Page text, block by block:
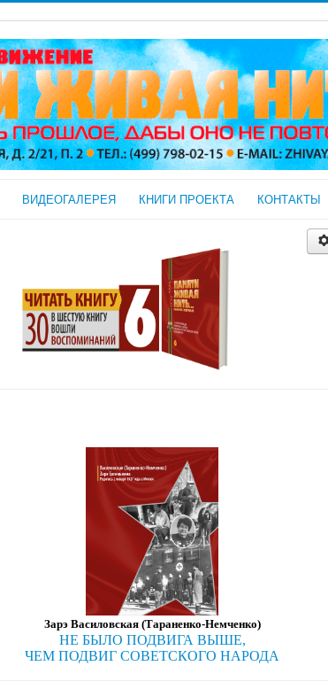
ВИДЕОГАЛЕРЕЯ КНИГИ ПРОЕКТА КОНТАКТЫ
Зарэ Василовская (Тараненко-Немченко)
НЕ БЫЛО ПОДВИГА ВЫШЕ,
ЧЕМ ПОДВИГ СОВЕТСКОГО НАРОДА